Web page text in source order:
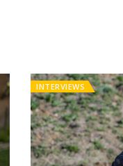
INTERVIEWS